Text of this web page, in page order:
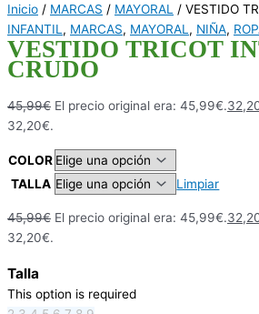
Inicio / MARCAS / MAYORAL
/ VESTIDO
INFANTIL , MARCAS, MAYORAL , NIÑA,
VESTIDO TRICOT
CRUDO
45,99€ El precio original era: 45,99€.
32,20€.
COLOR
TALLA
Limpiar
45,99€ El precio original era: 45,99€.
32,20€.
Talla
This option is required